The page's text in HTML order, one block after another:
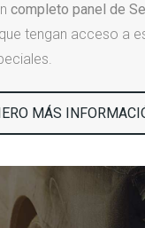
completo panel de
tengan acceso a
MÁS